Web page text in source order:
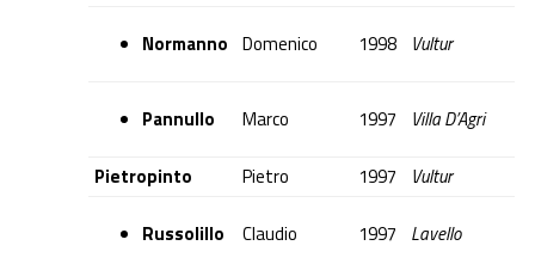
Normanno Domenico 1998 Vultur
Pannullo Marco 1997 Villa D’Agri
Pietropinto Pietro 1997 Vultur
Russolillo Claudio 1997 Lavello